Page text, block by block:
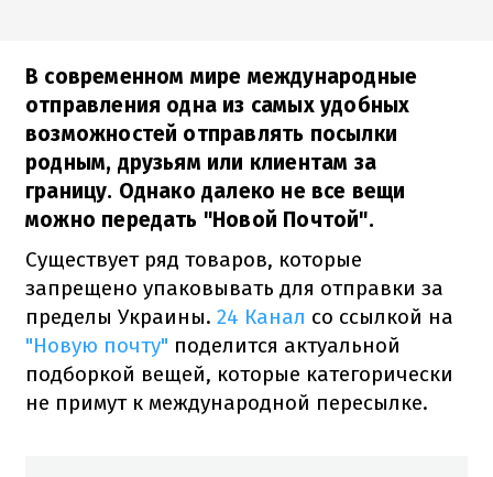
В современном мире международные
отправления одна из самых удобных
возможностей отправлять посылки
родным, друзьям или клиентам за
границу. Однако далеко не все вещи
можно передать "Новой Почтой".
Существует ряд товаров, которые
запрещено упаковывать для отправки за
пределы Украины. 24 Канал со ссылкой на
"Новую почту" поделится актуальной
подборкой вещей, которые категорически
не примут к международной пересылке.